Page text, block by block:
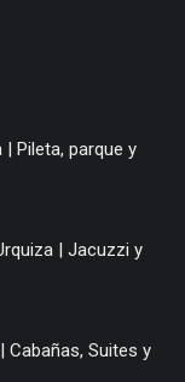
| Pileta, parque y
| Jacuzzi y
Cabañas, Suites y